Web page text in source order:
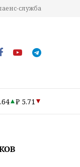
служба
₽ 5.71